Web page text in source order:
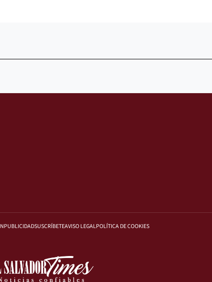
PUBLICIDADSUSCRÍBETEAVISO LEGALPOLÍTICA DE COOKIES